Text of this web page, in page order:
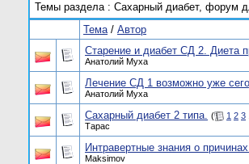
Темы раздела: Сахарный диабет, форум
Тема/ Автор
Старение и диабет СД 2. Диета
Анатолий Муха
Лечение СД 1 возможно уже
Анатолий Муха
Сахарный диабет 2 типа. ( 1 2 3
Тарас
Интравертные знания о
Maksimov